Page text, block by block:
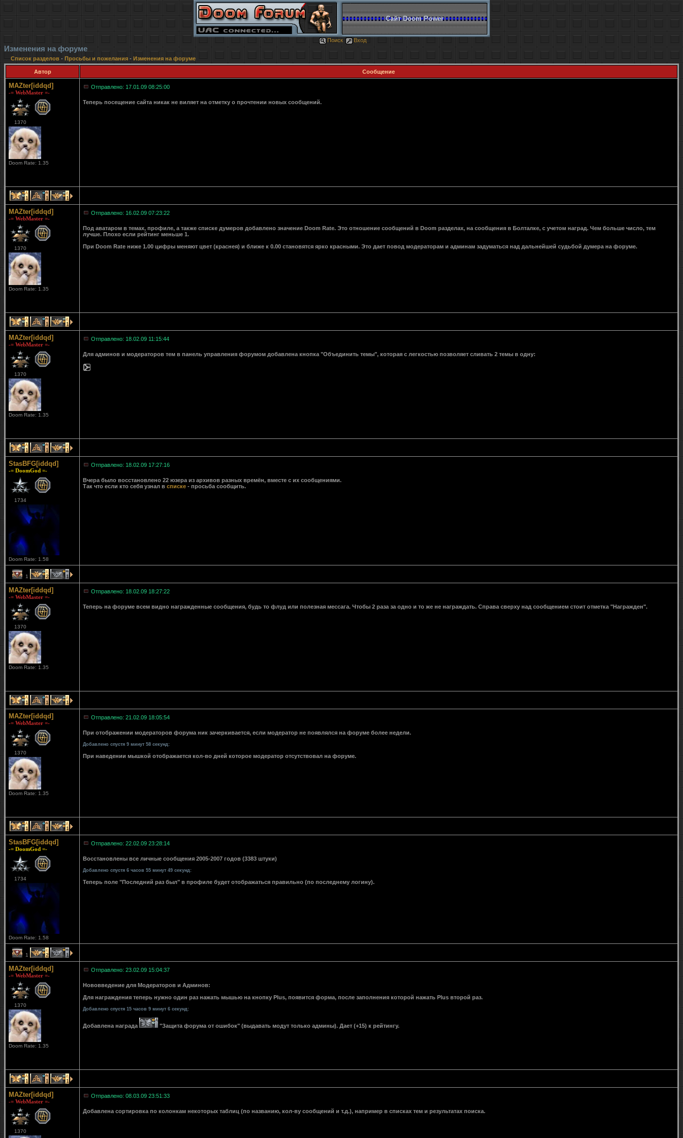
Сайт Doom Power
Поиск Вход
Изменения на форуме
Список разделов- Просьбы и пожелания - Изменения на форуме
Автор Сообщение
MAZter[iddqd]
-= WebMaster =-
1370
Doom Rate: 1.35
Отправлено: 17.01.09 08:25:00
Теперь посещение сайта никак не виляет на отметку о прочтении новых сообщений.
1 1 1
MAZter[iddqd]
-= WebMaster =-
1370
Doom Rate: 1.35
Отправлено: 16.02.09 07:23:22
Под аватаром в темах, профиле, а также списке думеров добавлено значение Doom Rate. Это отношение сообщений в Doom разделах, на сообщения в Болталке, с учетом наград. Чем больше число, тем
лучше. Плохо если рейтинг меньше 1.
При Doom Rate ниже 1.00 цифры меняют цвет (краснея) и ближе к 0.00 становятся ярко красными. Это дает повод модераторам и админам задуматься над дальнейшей судьбой думера на форуме.
1 1 1
MAZter[iddqd]
-= WebMaster =-
1370
Doom Rate: 1.35
Отправлено: 18.02.09 11:15:44
Для админов и модераторов тем в панель управления форумом добавлена кнопка "Объединить темы", которая с легкостью позволяет сливать 2 темы в одну:
1 1 1
StasBFG[iddqd]
-= DoomGod =-
1734
Doom Rate: 1.58
Отправлено: 18.02.09 17:27:16
Вчера было восстановлено 22 юзера из архивов разных времён, вместе с их сообщениями.
Так что если кто себя узнал в списке - просьба сообщить.
1 2 1
MAZter[iddqd]
-= WebMaster =-
1370
Doom Rate: 1.35
Отправлено: 18.02.09 18:27:22
Теперь на форуме всем видно награжденные сообщения, будь то флуд или полезная мессага. Чтобы 2 раза за одно и то же не награждать. Справа сверху над сообщением стоит отметка "Награжден".
1 1 1
MAZter[iddqd]
-= WebMaster =-
1370
Doom Rate: 1.35
Отправлено: 21.02.09 18:05:54
При отображении модераторов форума ник зачеркивается, если модератор не появлялся на форуме более недели.
Добавлено спустя 9 минут 58 секунд:
При наведении мышкой отображается кол-во дней которое модератор отсутствовал на форуме.
1 1 1
StasBFG[iddqd]
-= DoomGod =-
1734
Doom Rate: 1.58
Отправлено: 22.02.09 23:28:14
Восстановлены все личные сообщения 2005-2007 годов (3383 штуки)
Добавлено спустя 6 часов 55 минут 49 секунд:
Теперь поле "Последний раз был" в профиле будет отображаться правильно (по последнему логину).
1 2 1
MAZter[iddqd]
-= WebMaster =-
1370
Doom Rate: 1.35
Отправлено: 23.02.09 15:04:37
Нововведение для Модераторов и Админов:
Для награждения теперь нужно один раз нажать мышью на кнопку Plus, появится форма, после заполнения которой нажать Plus второй раз.
Добавлено спустя 15 часов 9 минут 6 секунд:
Добавлена награда "Защита форума от ошибок" (выдавать модут только админы). Дает (+15) к рейтингу.
1 1 1
MAZter[iddqd]
-= WebMaster =-
1370
Отправлено: 08.03.09 23:51:33
Добавлена сортировка по колонкам некоторых таблиц (по названию, кол-ву сообщений и т.д.), например в списках тем и результатах поиска.